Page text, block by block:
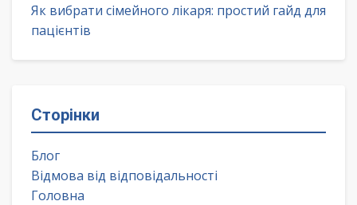
Як вибрати сімейного лікаря: простий гайд для
пацієнтів
Сторінки
Блог
Відмова від відповідальності
Головна